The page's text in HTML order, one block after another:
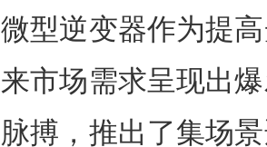
微型逆变器作为提
来市场需求呈现出
脉搏，推出了集场